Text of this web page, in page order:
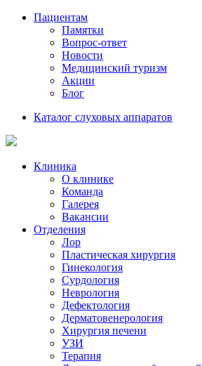
Пациентам
Памятки
Вопрос-ответ
Новости
Медицинский туризм
Акции
Блог
Каталог слуховых аппаратов
Клиника
О клинике
Команда
Галерея
Вакансии
Отделения
Лор
Пластическая хирургия
Гинекология
Сурдология
Неврология
Дефектология
Дерматовенерология
Хирургия печени
УЗИ
Терапия